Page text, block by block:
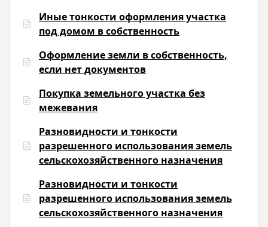
Иные тонкости оформления участка
под домом в собственность
Оформление земли в собственность,
если нет документов
Покупка земельного участка без
межевания
Разновидности и тонкости
разрешенного использования земель
сельскохозяйственного назначения
Разновидности и тонкости
разрешенного использования земель
сельскохозяйственного назначения